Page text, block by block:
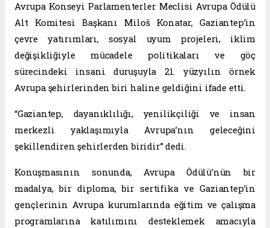
Avrupa Konseyi Parlamenterler Meclisi Avrupa Ödülü
Alt Komitesi Başkanı Miloš Konatar, Gaziantep’in
çevre yatırımları, sosyal uyum projeleri, iklim
değişikliğiyle mücadele politikaları ve göç
sürecindeki insani duruşuyla 21. yüzyılın örnek
Avrupa şehirlerinden biri haline geldiğini ifade etti.
“Gaziantep, dayanıklılığı, yenilikçiliği ve insan
merkezli yaklaşımıyla Avrupa’nın geleceğini
şekillendiren şehirlerden biridir” dedi.
Konuşmasının sonunda, Avrupa Ödülü’nün bir
madalya, bir diploma, bir sertifika ve Gaziantep’in
gençlerinin Avrupa kurumlarında eğitim ve çalışma
programlarına katılımını desteklemek amacıyla